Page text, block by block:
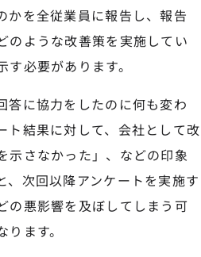
かを全従業員に報告し、報告
のような改善策を実施してい
必要があります。
答に協力をしたのに何も変わ
ト結果に対して、会社として改
示さなかった」、などの印象
、次回以降アンケートを実施す
の悪影響を及ぼしてしまう可
ます。